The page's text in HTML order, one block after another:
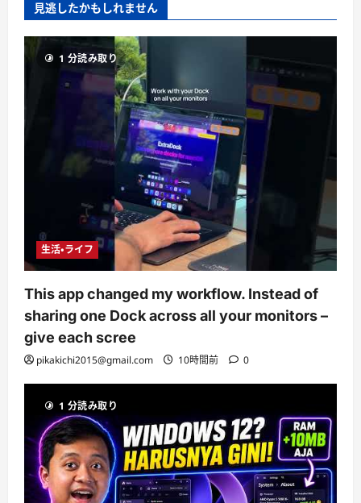
見逃したかもしれません
1 分読み取り
生活・ライフ
This app changed my workflow. Instead of
sharing one Dock across all your monitors –
give each scree
pikakichi2015@gmail.com 10時間前 0
1 分読み取り